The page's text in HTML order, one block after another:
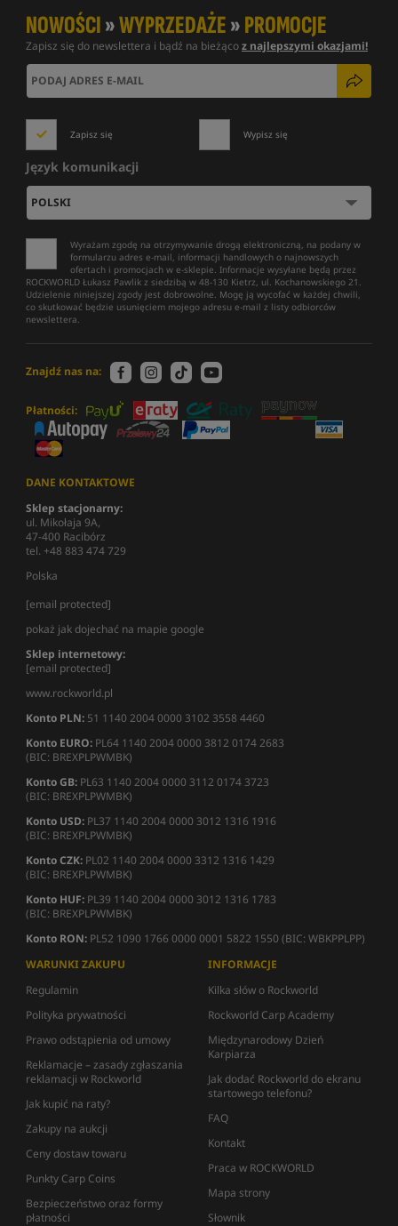
NOWOŚCI»WYPRZEDAŻE»PROMOCJE
Zapisz się do newslettera i bądź na bieżącoz najlepszymi okazjami!
Zapisz się Wypisz się
Język komunikacji
Wyrażam zgodę na otrzymywanie drogą elektroniczną, na podany w
formularzu adres e-mail, informacji handlowych o najnowszych
ofertach i promocjach w e-sklepie. Informacje wysyłane będą przez
ROCKWORLD Łukasz Pawlik z siedzibą w 48-130 Kietrz, ul. Kochanowskiego 21.
Udzielenie niniejszej zgody jest dobrowolne. Mogę ją wycofać w każdej chwili,
co skutkować będzie usunięciem mojego adresu e-mail z listy odbiorców
newslettera.
Znajdź nas na:
Płatności:
DANE KONTAKTOWE
Sklep stacjonarny:
ul. Mikołaja 9A,
47-400 Racibórz
tel. +48 883 474 729
Polska
[email protected]
pokaż jak dojechać na mapie google
Sklep internetowy:
[email protected]
www.rockworld.pl
Konto PLN: 51 1140 2004 0000 3102 3558 4460
Konto EURO: PL64 1140 2004 0000 3812 0174 2683
(BIC: BREXPLPWMBK)
Konto GB: PL63 1140 2004 0000 3112 0174 3723
(BIC: BREXPLPWMBK)
Konto USD: PL37 1140 2004 0000 3012 1316 1916
(BIC: BREXPLPWMBK)
Konto CZK: PL02 1140 2004 0000 3312 1316 1429
(BIC: BREXPLPWMBK)
Konto HUF: PL39 1140 2004 0000 3012 1316 1783
(BIC: BREXPLPWMBK)
Konto RON: PL52 1090 1766 0000 0001 5822 1550 (BIC: WBKPPLPP)
WARUNKI ZAKUPU
Regulamin
Polityka prywatności
Prawo odstąpienia od umowy
Reklamacje – zasady zgłaszania
reklamacji w Rockworld
Jak kupić na raty?
Zakupy na aukcji
Ceny dostaw towaru
Punkty Carp Coins
Bezpieczeństwo oraz formy
płatności
INFORMACJE
Kilka słów o Rockworld
Rockworld Carp Academy
Międzynarodowy Dzień
Karpiarza
Jak dodać Rockworld do ekranu
startowego telefonu?
FAQ
Kontakt
Praca w ROCKWORLD
Mapa strony
Słownik